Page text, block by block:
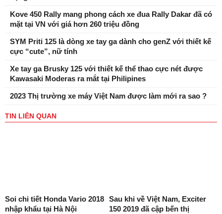
Kove 450 Rally mang phong cách xe đua Rally Dakar đã có
mặt tại VN với giá hơn 260 triệu đồng
SYM Priti 125 là dòng xe tay ga dành cho genZ với thiết kế
cực “cute”, nữ tính
Xe tay ga Brusky 125 với thiết kế thể thao cực nét được
Kawasaki Moderas ra mắt tại Philipines
2023 Thị trường xe máy Việt Nam được làm mới ra sao ?
TIN LIÊN QUAN
Soi chi tiết Honda Vario 2018
nhập khẩu tại Hà Nội
Sau khi về Việt Nam, Exciter
150 2019 đã cập bến thị